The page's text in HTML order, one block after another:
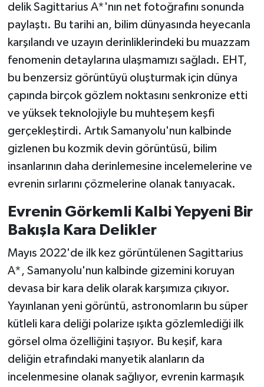
delik Sagittarius A*'nın net fotoğrafını sonunda
paylaştı. Bu tarihi an, bilim dünyasında heyecanla
karşılandı ve uzayın derinliklerindeki bu muazzam
fenomenin detaylarına ulaşmamızı sağladı. EHT,
bu benzersiz görüntüyü oluşturmak için dünya
çapında birçok gözlem noktasını senkronize etti
ve yüksek teknolojiyle bu muhteşem keşfi
gerçekleştirdi. Artık Samanyolu'nun kalbinde
gizlenen bu kozmik devin görüntüsü, bilim
insanlarının daha derinlemesine incelemelerine ve
evrenin sırlarını çözmelerine olanak tanıyacak.
Evrenin Görkemli Kalbi Yepyeni Bir
Bakışla Kara Delikler
Mayıs 2022'de ilk kez görüntülenen Sagittarius
A*, Samanyolu'nun kalbinde gizemini koruyan
devasa bir kara delik olarak karşımıza çıkıyor.
Yayınlanan yeni görüntü, astronomların bu süper
kütleli kara deliği polarize ışıkta gözlemlediği ilk
görsel olma özelliğini taşıyor. Bu keşif, kara
deliğin etrafındaki manyetik alanların da
incelenmesine olanak sağlıyor, evrenin karmaşık